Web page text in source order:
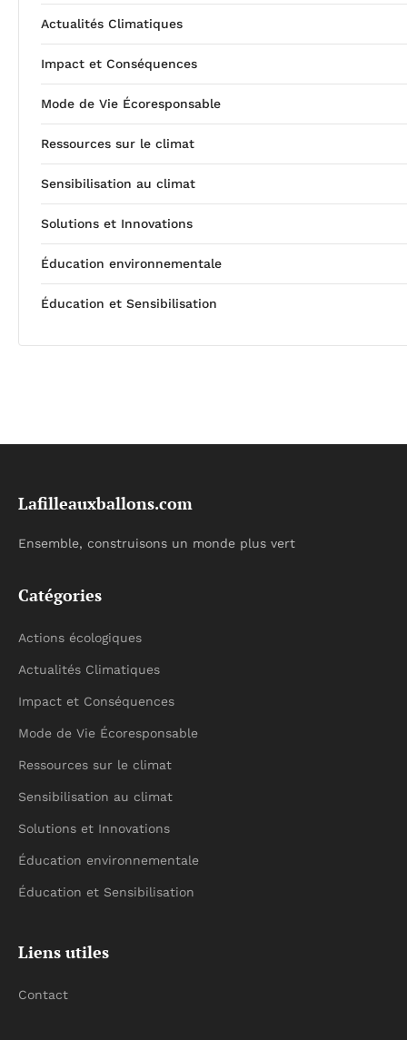
Actualités Climatiques
Impact et Conséquences
Mode de Vie Écoresponsable
Ressources sur le climat
Sensibilisation au climat
Solutions et Innovations
Éducation environnementale
Éducation et Sensibilisation
Lafilleauxballons.com
Ensemble, construisons un monde plus vert
Catégories
Actions écologiques
Actualités Climatiques
Impact et Conséquences
Mode de Vie Écoresponsable
Ressources sur le climat
Sensibilisation au climat
Solutions et Innovations
Éducation environnementale
Éducation et Sensibilisation
Liens utiles
Contact